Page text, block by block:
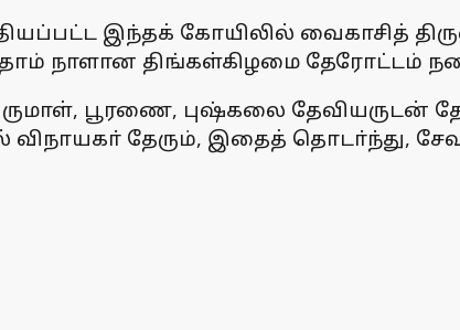
இந்தக் கோயிலில் வைகாசித்
நாளான திங்கள்கிழமை தேரோட்டம்
பூரணை, புஷ்கலை தேவியருடன்
விநாயகா் தேரும், இதைத் தொடா்ந்து,